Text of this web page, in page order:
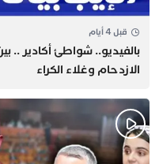
قبل 4 أيام
بالفيديو.. شواطئ أكادير .. بين
الازدحام وغلاء الكراء